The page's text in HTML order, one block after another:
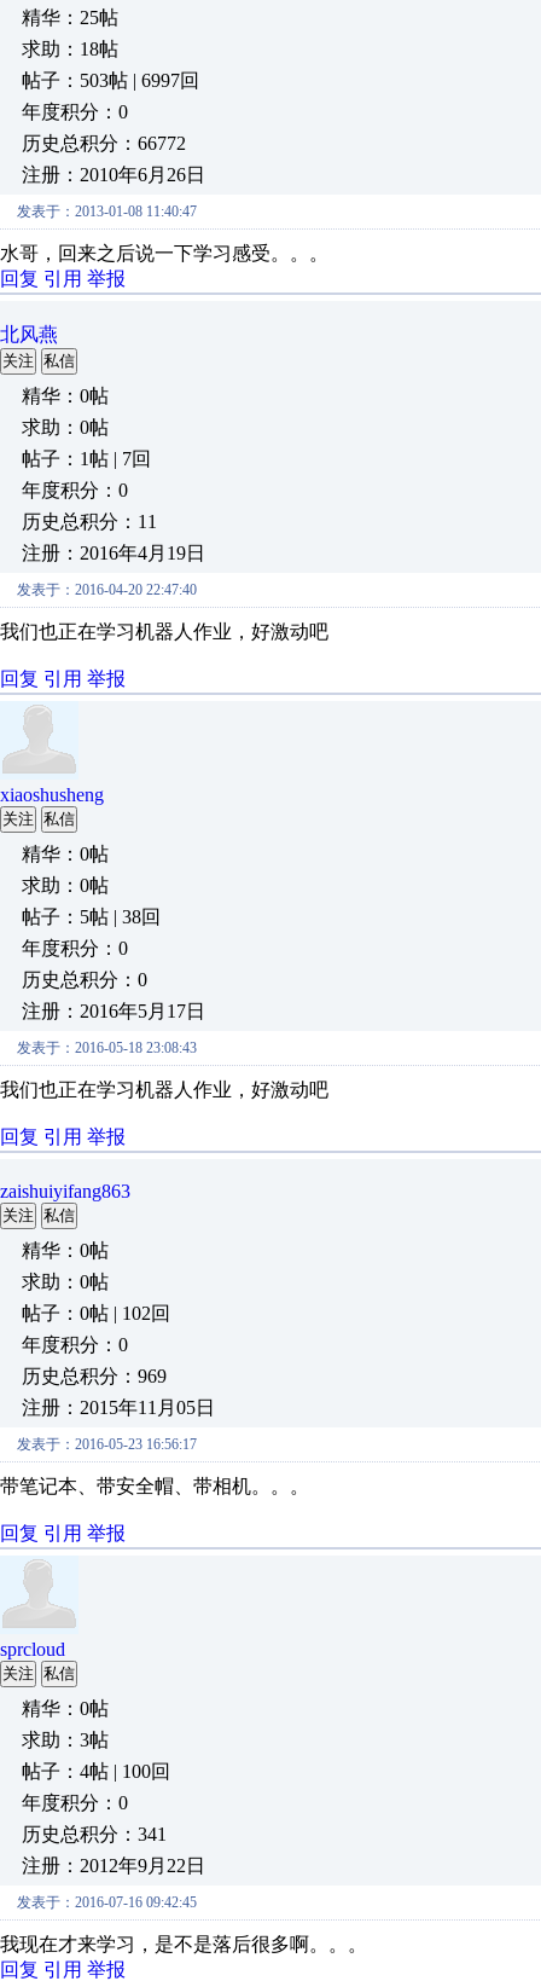
精华：25帖
求助：18帖
帖子：503帖 | 6997回
年度积分：0
历史总积分：66772
注册：2010年6月26日
发表于：2013-01-08 11:40:47
水哥，回来之后说一下学习感受。。。
回复 引用 举报
北风燕
关注 私信
精华：0帖
求助：0帖
帖子：1帖 | 7回
年度积分：0
历史总积分：11
注册：2016年4月19日
发表于：2016-04-20 22:47:40
我们也正在学习机器人作业，好激动吧
回复 引用 举报
xiaoshusheng
关注 私信
精华：0帖
求助：0帖
帖子：5帖 | 38回
年度积分：0
历史总积分：0
注册：2016年5月17日
发表于：2016-05-18 23:08:43
我们也正在学习机器人作业，好激动吧
回复 引用 举报
zaishuiyifang863
关注 私信
精华：0帖
求助：0帖
帖子：0帖 | 102回
年度积分：0
历史总积分：969
注册：2015年11月05日
发表于：2016-05-23 16:56:17
带笔记本、带安全帽、带相机。。。
回复 引用 举报
sprcloud
关注 私信
精华：0帖
求助：3帖
帖子：4帖 | 100回
年度积分：0
历史总积分：341
注册：2012年9月22日
发表于：2016-07-16 09:42:45
我现在才来学习，是不是落后很多啊。。。
回复 引用 举报